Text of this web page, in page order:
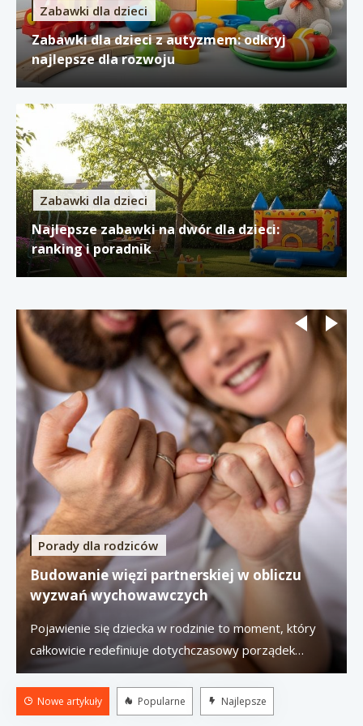
Zabawki dla dzieci
Zabawki dla dzieci z autyzmem: odkryj
najlepsze dla rozwoju
Zabawki dla dzieci
Najlepsze zabawki na dwór dla dzieci:
ranking i poradnik
Porady dla rodziców
Budowanie więzi partnerskiej w obliczu
wyzwań wychowawczych
Pojawienie się dziecka w rodzinie to moment, który
całkowicie redefiniuje dotychczasowy porządek
świata dwojga ludzi. Choć narodziny potomka są
postrzegane jako radosne wydarzenie, psychologia
ewolucyjna i kliniczna zgodnie wskazują, że jest to
Nowe artykuły Popularne Najlepsze